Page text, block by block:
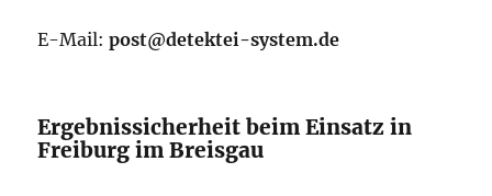
E-Mail:post@detektei-system.de
Ergebnissicherheit beim Einsatz in
Freiburg im Breisgau